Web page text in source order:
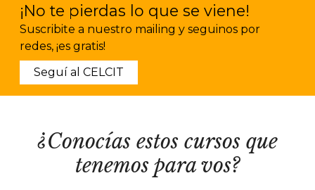
¡No te pierdas lo que se viene!
Suscribite a nuestro mailing y seguinos por
redes, ¡es gratis!
Seguí al CELCIT
¿Conocías estos cursos que
tenemos para vos?